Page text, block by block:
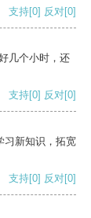
支持[0] 反对[0]
几个小时，还
支持[0] 反对[0]
习新知识，拓宽
支持[0] 反对[0]